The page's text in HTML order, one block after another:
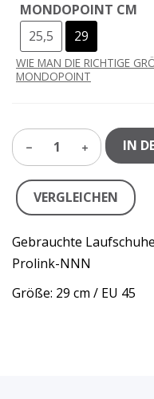
MONDOPOINT CM
25,5
29
WIE MAN DIE RICHTIGE
MONDOPOINT
1 IN
VERGLEICHEN
Gebrauchte
Prolink-NNN
Größe: 29 cm / EU 45